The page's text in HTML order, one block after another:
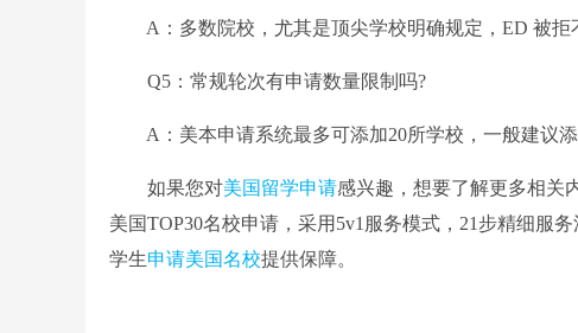
A：多数院校，尤其是顶尖学校明确规定，ED 被拒
Q5：常规轮次有申请数量限制吗?
A：美本申请系统最多可添加20所学校，一般建议添
如果您对美国留学申请感兴趣，想要了解更多相关
美国TOP30名校申请，采用5v1服务模式，21步精细服
学生申请美国名校提供保障。